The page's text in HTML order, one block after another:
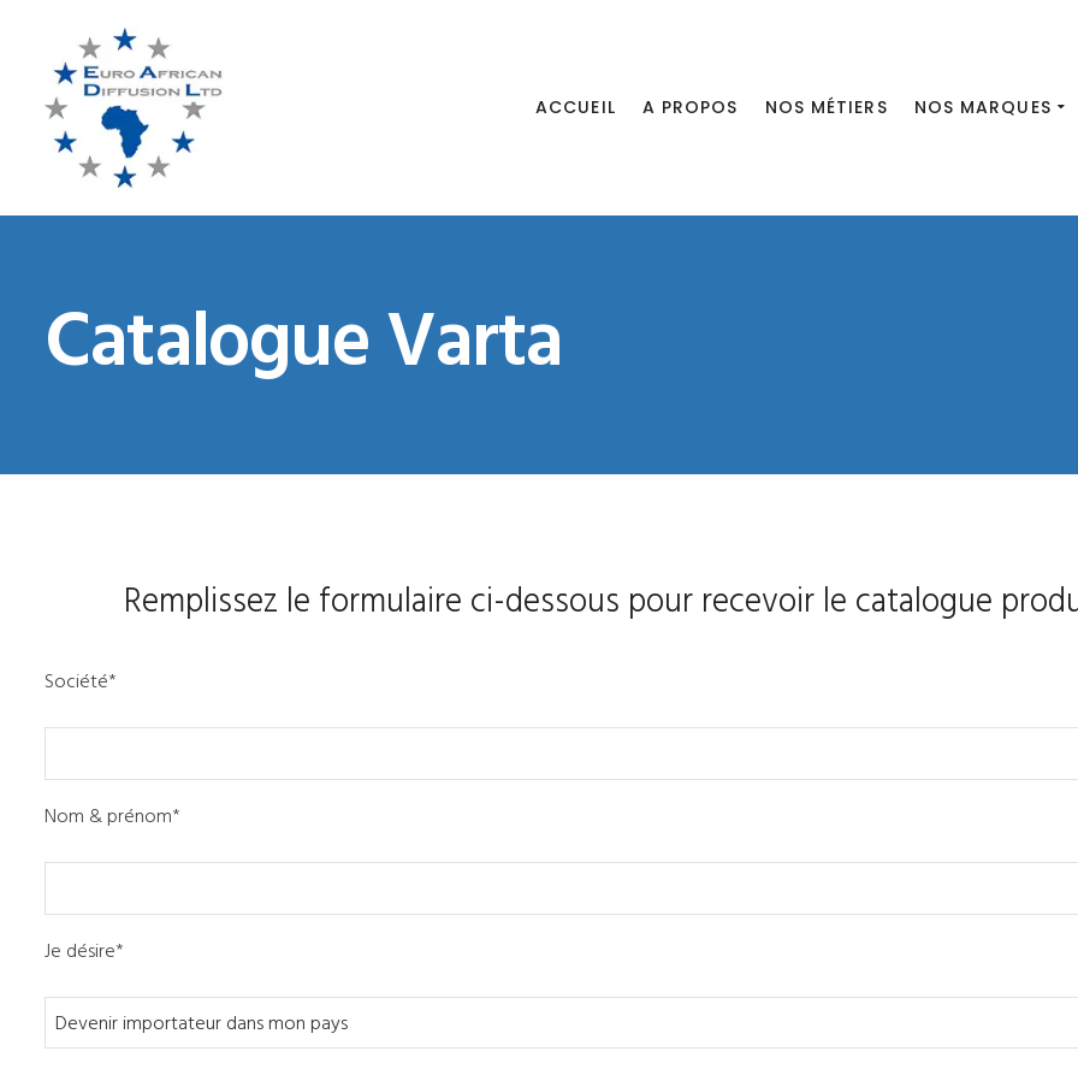
ACCUEIL A PROPOS NOS MÉTIERS NOS MARQUES
Catalogue Varta
Remplissez le formulaire ci-dessous pour recevoir le catalogue
Société*
Nom & prénom*
Je désire*